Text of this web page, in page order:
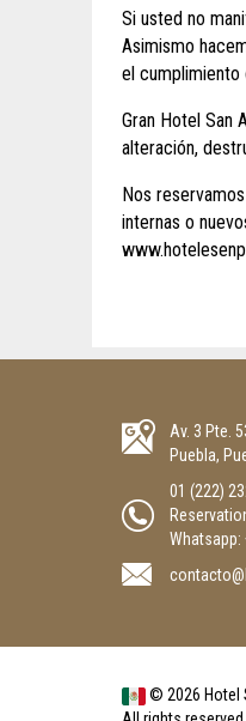
Si usted no
Asimismo
el cumplimiento
Gran Hotel San
alteración,
Nos
internas o
Av. 3 Pte.
Puebla,
01 (222)
Whatsapp:
© 2026 Hotel